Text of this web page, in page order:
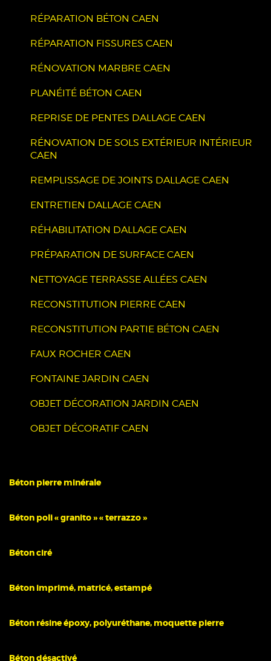
RÉPARATION BÉTON CAEN
RÉPARATION FISSURES CAEN
RÉNOVATION MARBRE CAEN
PLANÉITÉ BÉTON CAEN
REPRISE DE PENTES DALLAGE CAEN
RÉNOVATION DE SOLS EXTÉRIEUR INTÉRIEUR
CAEN
REMPLISSAGE DE JOINTS DALLAGE CAEN
ENTRETIEN DALLAGE CAEN
RÉHABILITATION DALLAGE CAEN
PRÉPARATION DE SURFACE CAEN
NETTOYAGE TERRASSE ALLÉES CAEN
RECONSTITUTION PIERRE CAEN
RECONSTITUTION PARTIE BÉTON CAEN
FAUX ROCHER CAEN
FONTAINE JARDIN CAEN
OBJET DÉCORATION JARDIN CAEN
OBJET DÉCORATIF CAEN
Béton pierre minérale
Béton poli « granito » « terrazzo »
Béton ciré
Béton imprimé, matricé, estampé
Béton résine époxy, polyuréthane, moquette pierre
Béton désactivé